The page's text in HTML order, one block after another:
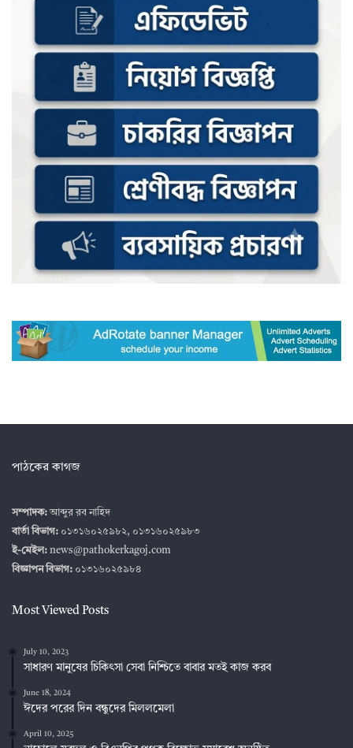
পাঠকের কাগজ
সম্পাদক:আব্দুর রব নাহিদ
বার্তা বিভাগ: ০১৩১৬০২৫৯৮২, ০১৩১৬০২৫৯৮৩
ই-মেইল: news@pathokerkagoj.com
বিজ্ঞাপন বিভাগ: ০১৩১৬০২৫৯৮৪
Most Viewed Posts
July 10, 2023
সাধারণ মানুষের চিকিৎসা সেবা নিশ্চিতে বাবার মতই কাজ করব
June 18, 2024
ঈদের পরের দিন বন্ধুদের মিললমেলা
April 10, 2025